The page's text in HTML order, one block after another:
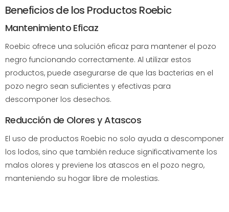
Beneficios de los Productos Roebic
Mantenimiento Eficaz
Roebic ofrece una solución eficaz para mantener el pozo
negro funcionando correctamente. Al utilizar estos
productos, puede asegurarse de que las bacterias en el
pozo negro sean suficientes y efectivas para
descomponer los desechos.
Reducción de Olores y Atascos
El uso de productos Roebic no solo ayuda a descomponer
los lodos, sino que también reduce significativamente los
malos olores y previene los atascos en el pozo negro,
manteniendo su hogar libre de molestias.